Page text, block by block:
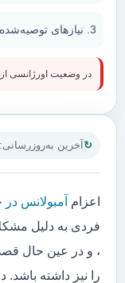
آخرین به‌روزرسانی: ۳۰ تیر ۱۴۰۵
اعزام آمبولانس در
فردی به دلیل
، و در عین حال قصد
را نیز داشته
نیازهای
در وضعیت اورژانسی